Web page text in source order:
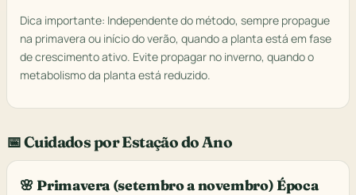
Dica importante: Independente do método, sempre propague
na primavera ou início do verão, quando a planta está em fase
de crescimento ativo. Evite propagar no inverno, quando o
metabolismo da planta está reduzido.
📅 Cuidados por Estação do Ano
🌸 Primavera (setembro a novembro) Época